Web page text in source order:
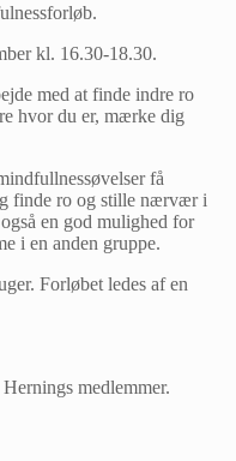
kl. 16.30-18.30.
med at finde indre ro
hvor du er, mærke dig
få
finde ro og stille nærvær i
en god mulighed for
i en anden gruppe.
Forløbet ledes af en
medlemmer.